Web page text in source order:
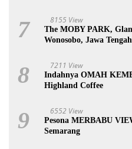
7 8155 View
The MOBY PARK,
Wonosobo, Jawa Tengah
8 7211 View
Indahnya OMAH
Highland Coffee
9 6552 View
Pesona MERBABU
Semarang